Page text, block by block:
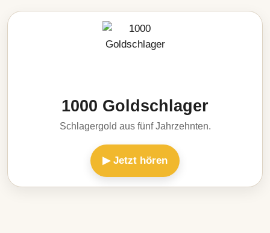
1000 Goldschlager
Schlagergold aus fünf Jahrzehnten.
▶ Jetzt hören